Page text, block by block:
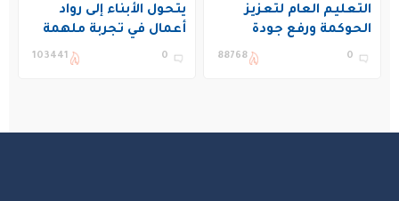
التعليم العام لتعزيز
الحوكمة ورفع جودة
التعليم في المملكة
0
88768
يتحول الأبناء إلى رواد
أعمال في تجربة ملهمة
بنادي غراس الصيفي
0
103441